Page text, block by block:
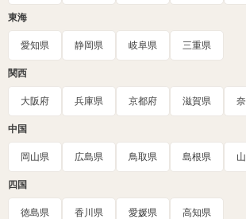
東海
愛知県 静岡県 岐阜県 三重県
関西
大阪府 兵庫県 京都府 滋賀県
中国
岡山県 広島県 鳥取県 島根県
四国
徳島県 香川県 愛媛県 高知県